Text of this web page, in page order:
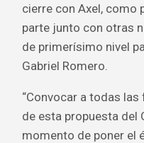
cierre con Axel, como
parte junto con otras
de primerísimo nivel
Gabriel Romero.
“Convocar a todas
de esta propuesta del
momento de poner el